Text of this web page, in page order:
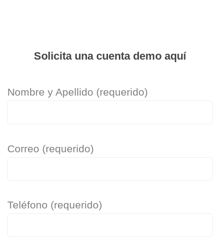
Solicita una cuenta demo aquí
Nombre y Apellido (requerido)
Correo (requerido)
Teléfono (requerido)